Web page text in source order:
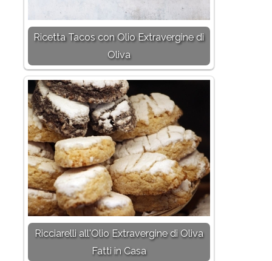
Ricetta Tacos con Olio Extravergine di
Oliva
Ricciarelli all'Olio Extravergine di Oliva
Fatti in Casa